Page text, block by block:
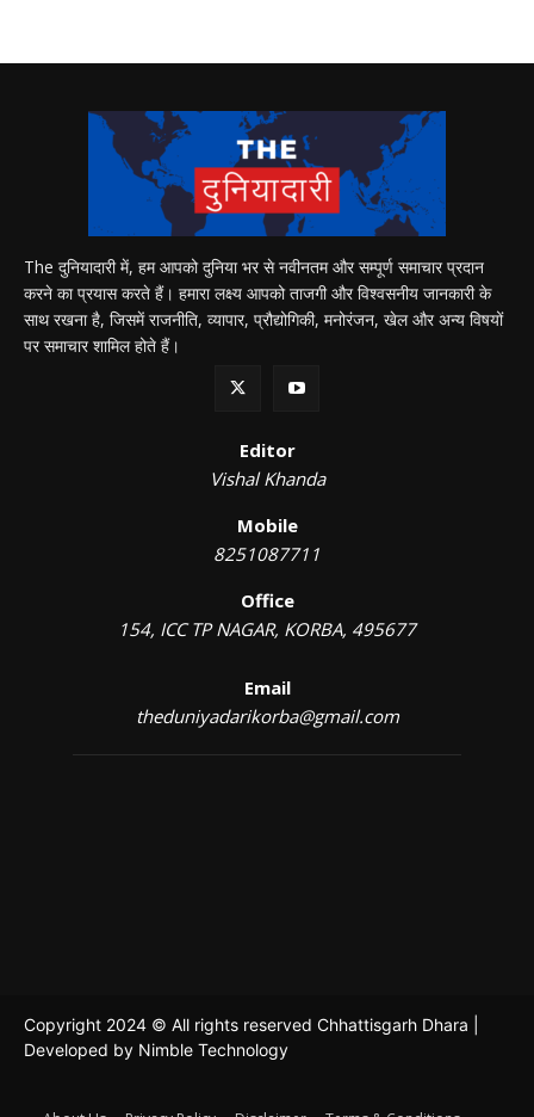
The दुनियादारी में, हम आपको दुनिया भर से नवीनतम और सम्पूर्ण समाचार प्रदान
करने का प्रयास करते हैं। हमारा लक्ष्य आपको ताजगी और विश्वसनीय जानकारी के
साथ रखना है, जिसमें राजनीति, व्यापार, प्रौद्योगिकी, मनोरंजन, खेल और अन्य विषयों
पर समाचार शामिल होते हैं।
Editor
Vishal Khanda
Mobile
8251087711
Office
154, ICC TP NAGAR, KORBA, 495677
Email
theduniyadarikorba@gmail.com
Copyright 2024 © All rights reserved Chhattisgarh Dhara |
Developed by Nimble Technology